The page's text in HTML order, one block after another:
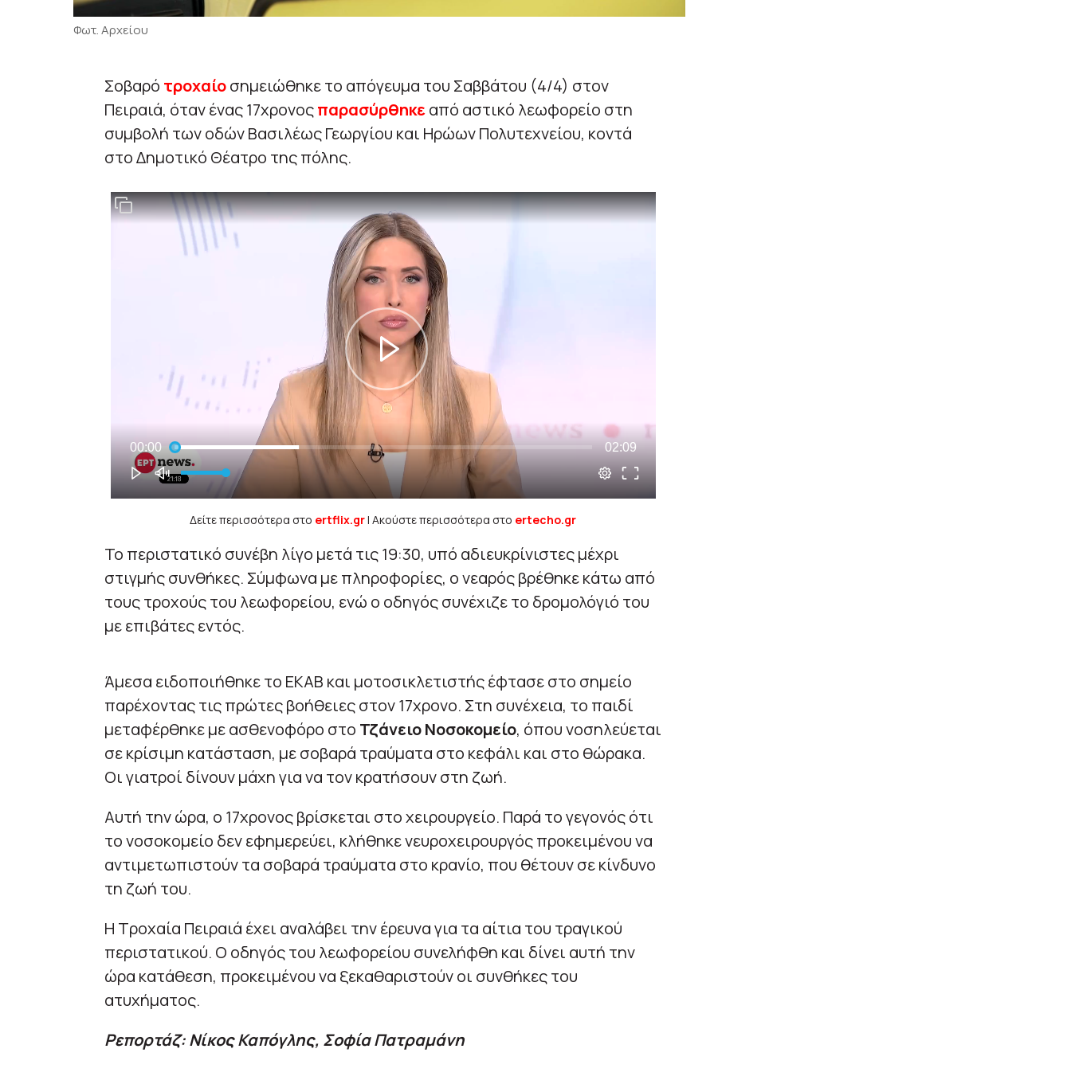
Φωτ. Αρχείου
Σοβαρό τροχαίο σημειώθηκε το απόγευμα του Σαββάτου (4/4) στον
Πειραιά, όταν ένας 17χρονοςπαρασύρθηκεαπό αστικό λεωφορείο στη
συμβολή των οδών Βασιλέως Γεωργίου και Ηρώων Πολυτεχνείου, κοντά
στο Δημοτικό Θέατρο της πόλης.
Δείτε περισσότερα στο ertflix.gr| Ακούστε περισσότερα στο ertecho.gr
Το περιστατικό συνέβη λίγο μετά τις 19:30, υπό αδιευκρίνιστες μέχρι
στιγμής συνθήκες. Σύμφωνα με πληροφορίες, ο νεαρός βρέθηκε κάτω από
τους τροχούς του λεωφορείου, ενώ ο οδηγός συνέχιζε το δρομολόγιό του
με επιβάτες εντός.
Άμεσα ειδοποιήθηκε το ΕΚΑΒ και μοτοσικλετιστής έφτασε στο σημείο
παρέχοντας τις πρώτες βοήθειες στον 17χρονο. Στη συνέχεια, το παιδί
μεταφέρθηκε με ασθενοφόρο στο Τζάνειο Νοσοκομείο, όπου νοσηλεύεται
σε κρίσιμη κατάσταση, με σοβαρά τραύματα στο κεφάλι και στο θώρακα.
Οι γιατροί δίνουν μάχη για να τον κρατήσουν στη ζωή.
Αυτή την ώρα, ο 17χρονος βρίσκεται στο χειρουργείο. Παρά το γεγονός ότι
το νοσοκομείο δεν εφημερεύει, κλήθηκε νευροχειρουργός προκειμένου να
αντιμετωπιστούν τα σοβαρά τραύματα στο κρανίο, που θέτουν σε κίνδυνο
τη ζωή του.
Η Τροχαία Πειραιά έχει αναλάβει την έρευνα για τα αίτια του τραγικού
περιστατικού. Ο οδηγός του λεωφορείου συνελήφθη και δίνει αυτή την
ώρα κατάθεση, προκειμένου να ξεκαθαριστούν οι συνθήκες του
ατυχήματος.
Ρεπορτάζ: Νίκος Καπόγλης, Σοφία Πατραμάνη